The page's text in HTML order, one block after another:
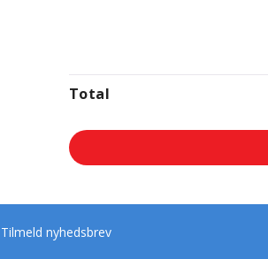
Total
Tilmeld nyhedsbrev